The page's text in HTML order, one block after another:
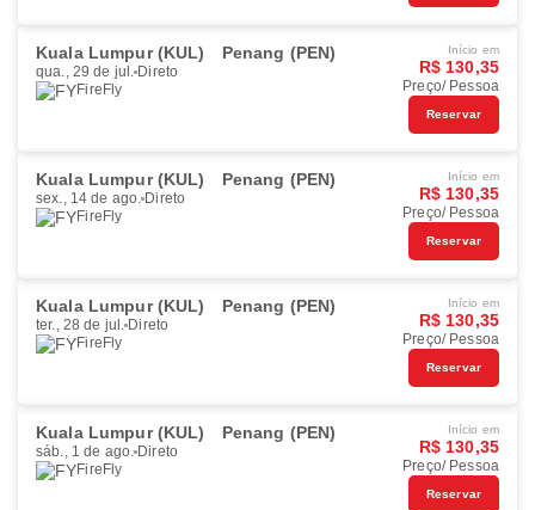
Kuala Lumpur (KUL) Penang (PEN)
qua., 29 de jul. Direto
FireFly
Início em
R$ 130,35
Preço/ Pessoa
Reservar
Kuala Lumpur (KUL) Penang (PEN)
sex., 14 de ago. Direto
FireFly
Início em
R$ 130,35
Preço/ Pessoa
Reservar
Kuala Lumpur (KUL) Penang (PEN)
ter., 28 de jul. Direto
FireFly
Início em
R$ 130,35
Preço/ Pessoa
Reservar
Kuala Lumpur (KUL) Penang (PEN)
sáb., 1 de ago. Direto
FireFly
Início em
R$ 130,35
Preço/ Pessoa
Reservar